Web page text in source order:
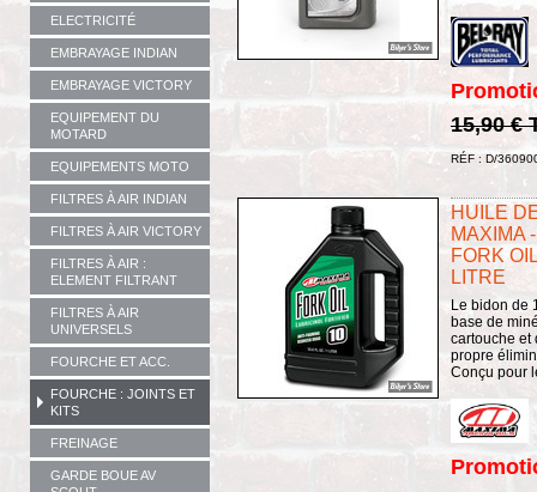
ELECTRICITÉ
EMBRAYAGE INDIAN
EMBRAYAGE VICTORY
EQUIPEMENT DU
MOTARD
EQUIPEMENTS MOTO
FILTRES À AIR INDIAN
FILTRES À AIR VICTORY
FILTRES À AIR :
ELEMENT FILTRANT
FILTRES À AIR
UNIVERSELS
FOURCHE ET ACC.
FOURCHE : JOINTS ET
KITS
FREINAGE
GARDE BOUE AV
15,90 €
RÉF : D/
HUILE
MAXIMA
FORK
LITRE
Le bidon de
base de
cartouche et
propre
Conçu pour